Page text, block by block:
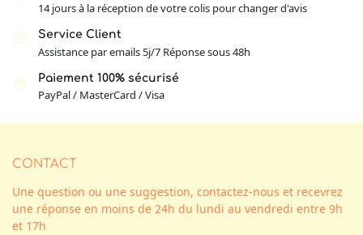
14 jours à la réception de votre colis pour changer d'avis
Service Client
Assistance par emails 5j/7 Réponse sous 48h
Paiement 100% sécurisé
PayPal / MasterCard / Visa
CONTACT
Une question ou une suggestion, contactez-nous et recevrez
une réponse en moins de 24h du lundi au vendredi entre 9h
et 17h